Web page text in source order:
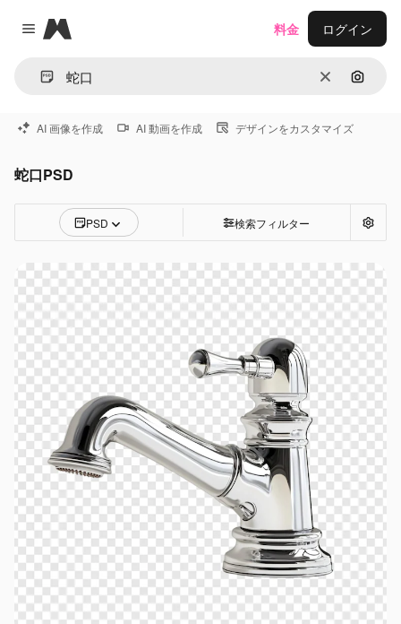
Close menu
Magnific
消去 画像で
料金 ログイン
AI 画像を作成 AI 動画を作成 デザインをカスタマイズ
蛇口PSD
PSD 検索フィルター